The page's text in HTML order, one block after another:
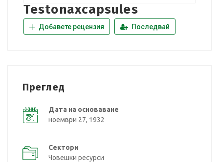
Testonaxcapsules
Добавете рецензия Последвай
Преглед
Дата на основаване
ноември 27, 1932
Сектори
Човешки ресурси